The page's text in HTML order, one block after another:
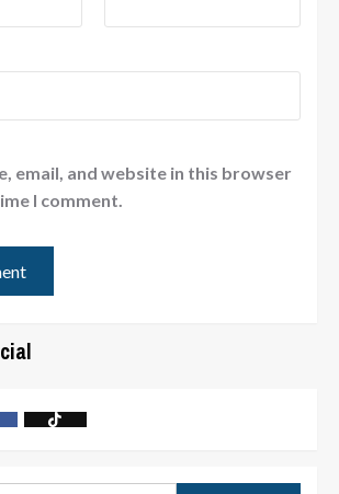
email, and website in this browser
I comment.